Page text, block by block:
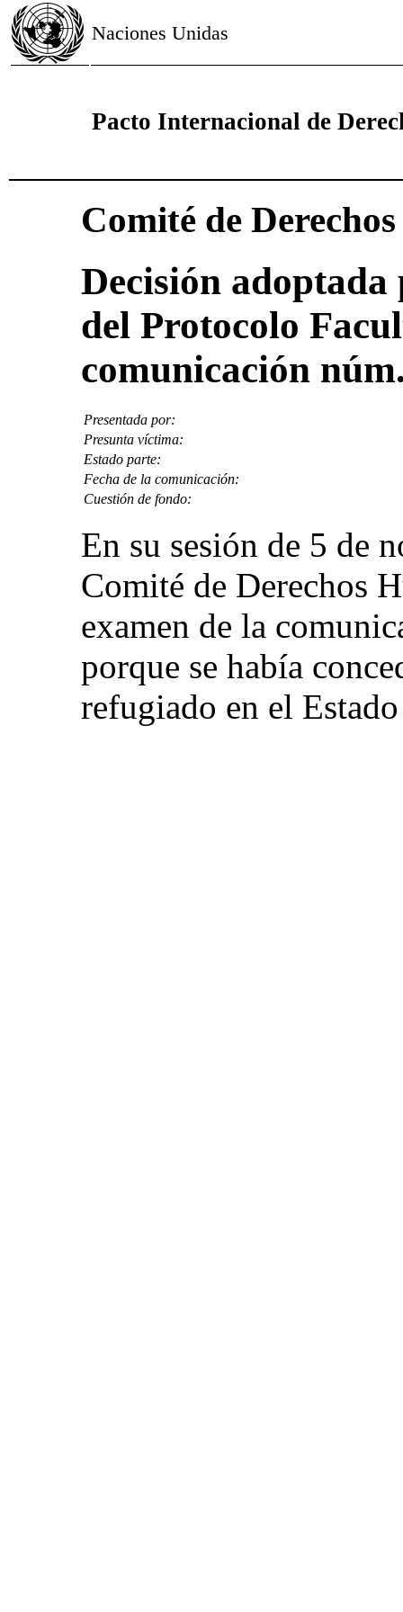
Naciones Unidas
Pacto Internacional de
Comité de
Decisión
del Protocolo
comunicación
Presentada por:
Presunta víctima:
Estado parte:
Fecha de la comunicación:
Cuestión de fondo:
En su sesión de 5 de
Comité de Derechos
examen de la
porque se había
refugiado en el